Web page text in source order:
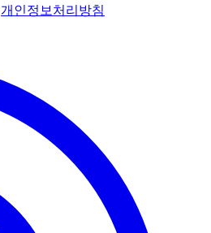
개인정보처리방침